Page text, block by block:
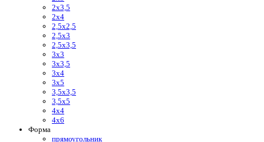
2х3,5
2х4
2,5х2,5
2,5х3
2,5х3,5
3х3
3х3,5
3х4
3х5
3,5х3,5
3,5х5
4х4
4х6
Форма
прямоугольник